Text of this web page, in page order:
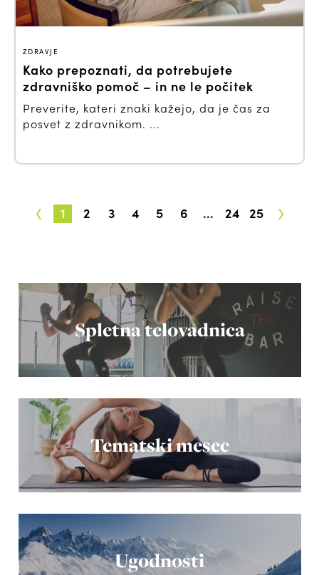
ZDRAVJE
Kako prepoznati, da potrebujete
zdravniško pomoč – in ne le počitek
Preverite, kateri znaki kažejo, da je čas za
posvet z zdravnikom. ...
‹ 1 2 3 4 5 6 ... 24 25 ›
Spletna telovadnica
Tematski mesec
Ugodnosti